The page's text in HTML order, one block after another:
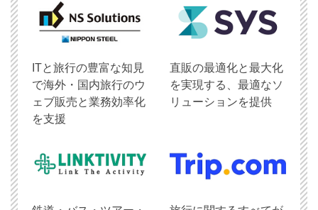
ITと旅行の豊富な知見
で海外・国内旅行のウ
ェブ販売と業務効率化
を支援
直販の最適化と最大化
を実現する、最適なソ
リューションを提供